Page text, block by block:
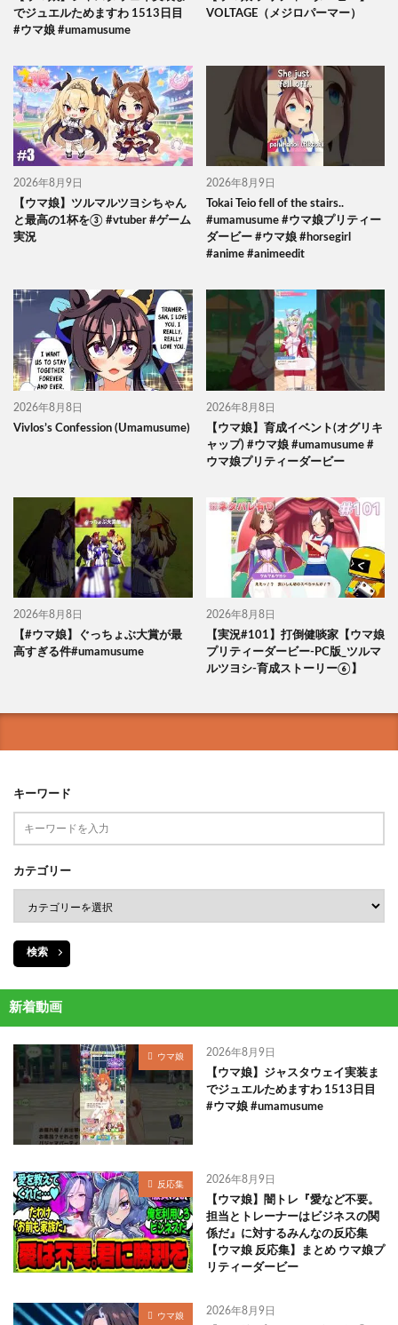
でジュエルためますわ 1513日目
#ウマ娘 #umamusume
VOLTAGE（メジロパーマー）
2026年8月9日
【ウマ娘】ツルマルツヨシちゃん
と最高の1杯を③ #vtuber #ゲーム
実況
2026年8月9日
Tokai Teio fell of the stairs..
#umamusume #ウマ娘プリティー
ダービー #ウマ娘 #horsegirl
#anime #animeedit
2026年8月8日
Vivlos’s Confession (Umamusume)
2026年8月8日
【ウマ娘】育成イベント(オグリキ
ャップ) #ウマ娘 #umamusume #
ウマ娘プリティーダービー
2026年8月8日
【#ウマ娘】ぐっちょぶ大賞が最
高すぎる件#umamusume
2026年8月8日
【実況#101】打倒健啖家【ウマ娘
プリティーダービー-PC版_ツルマ
ルツヨシ-育成ストーリー⑥】
キーワード
カテゴリー
検索
新着動画
ウマ娘 2026年8月9日
【ウマ娘】ジャスタウェイ実装ま
でジュエルためますわ 1513日目
#ウマ娘 #umamusume
反応集 2026年8月9日
【ウマ娘】闇トレ『愛など不要。
担当とトレーナーはビジネスの関
係だ』に対するみんなの反応集
【ウマ娘 反応集】まとめ ウマ娘プ
リティーダービー
ウマ娘 2026年8月9日